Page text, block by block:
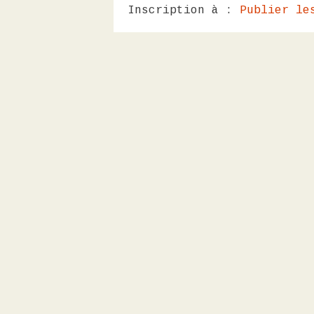
Inscription à : Publier les